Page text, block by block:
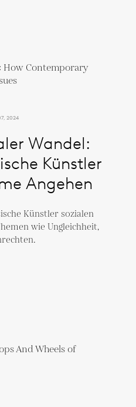
2024
Wandel:
Künstler
Angehen
Künstler sozialen
wie Ungleichheit,